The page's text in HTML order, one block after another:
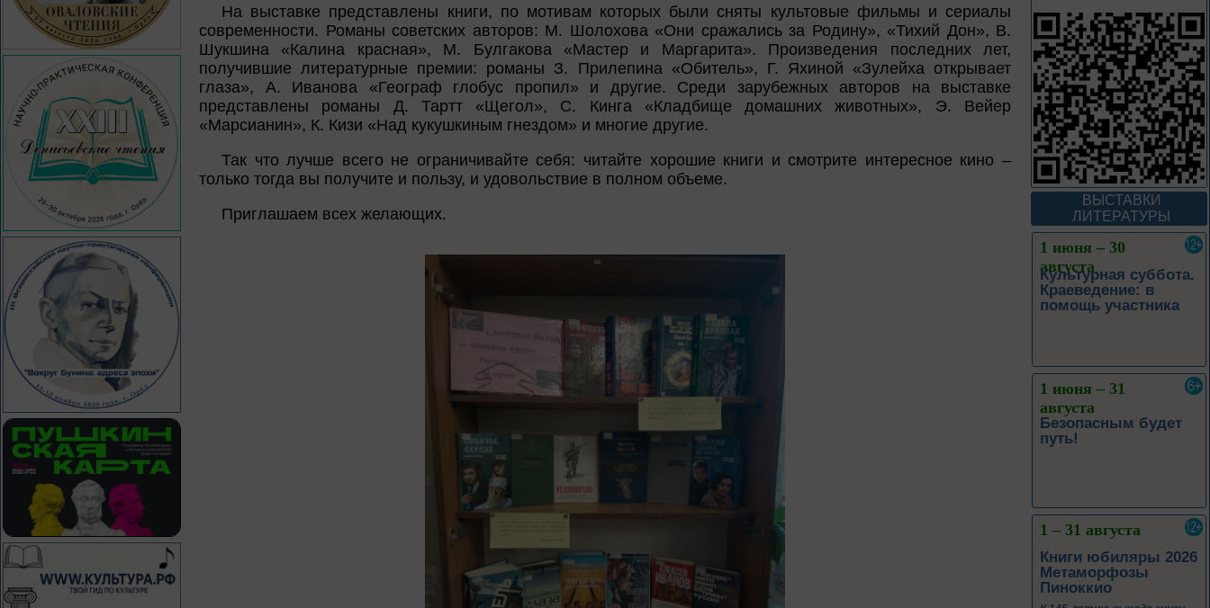
На выставке представлены книги, по мотивам которых были сняты культовые фильмы и сериалы
современности. Романы советских авторов: М. Шолохова «Они сражались за Родину», «Тихий Дон», В.
Шукшина «Калина красная», М. Булгакова «Мастер и Маргарита». Произведения последних лет,
получившие литературные премии: романы З. Прилепина «Обитель», Г. Яхиной «Зулейха открывает
глаза», А. Иванова «Географ глобус пропил» и другие. Среди зарубежных авторов на выставке
представлены романы Д. Тартт «Щегол», С. Кинга «Кладбище домашних животных», Э. Вейер
«Марсианин», К. Кизи «Над кукушкиным гнездом» и многие другие.
Так что лучше всего не ограничивайте себя: читайте хорошие книги и смотрите интересное кино –
только тогда вы получите и пользу, и удовольствие в полном объеме.
Приглашаем всех желающих.
ВЫСТАВКИ
ЛИТЕРАТУРЫ
Мгновения
95 лет со дня рождения
композитора Микаэла
Леоновича Таривердиева
1 июня – 30
августа
Культурная суббота.
Краеведение: в
помощь участника
1 июня – 31
августа
Безопасным будет
путь!
1 – 31 августа
Книги юбиляры 2026
Метаморфозы
Пиноккио
1 – 31 августа
Полёт над
столетиями